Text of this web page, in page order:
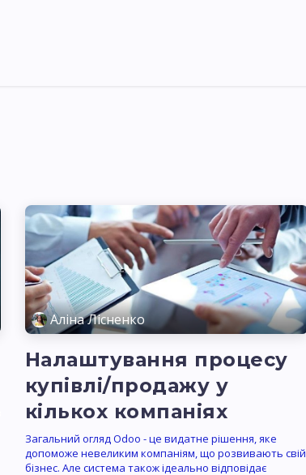
Аліна Лісненко
Налаштування процесу
купівлі/продажу у
кількох компаніях
Загальний огляд Odoo - це видатне рішення, яке
допоможе невеликим компаніям, що розвивають свій
бізнес. Але система також ідеально відповідає